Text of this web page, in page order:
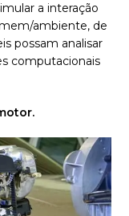
a interação
ambiente, de
possam analisar
computacionais